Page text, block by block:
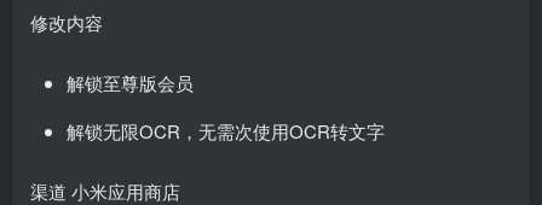
修改内容
解锁至尊版会员
解锁无限OCR，无需次使用OCR转文字
渠道 小米应用商店